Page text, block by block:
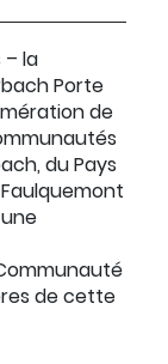
la
Porte
de
du Pays
de cette